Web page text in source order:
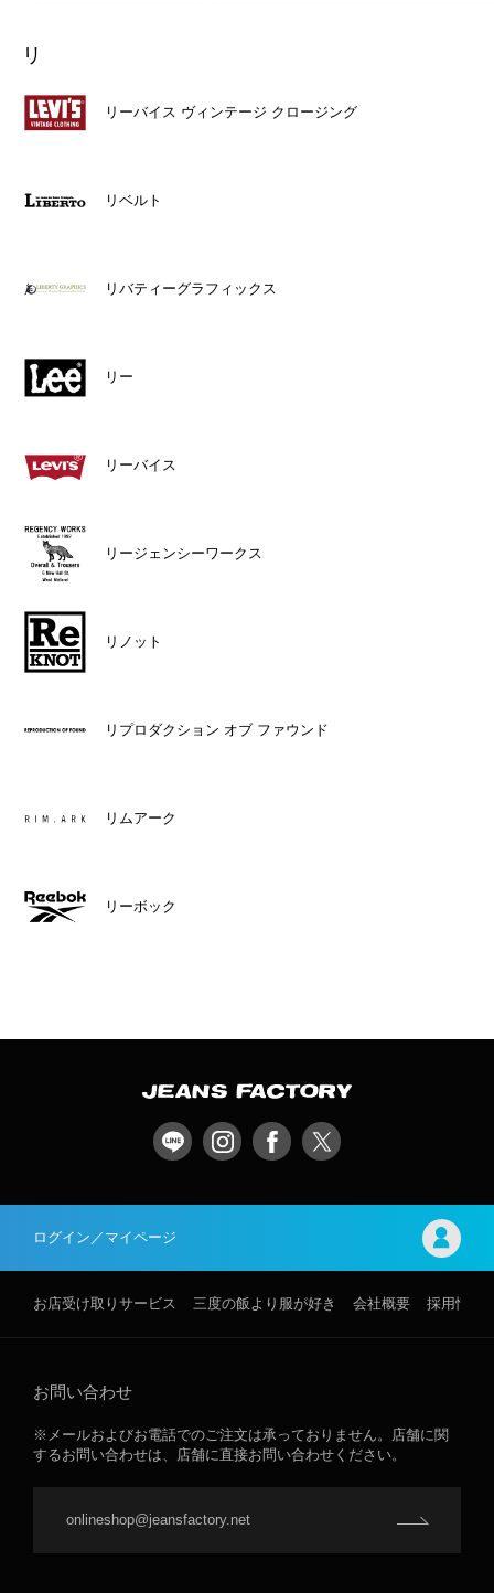
リ
リーバイス ヴィンテージ クロージング
リベルト
リバティーグラフィックス
リー
リーバイス
リージェンシーワークス
リノット
リプロダクション オブ ファウンド
リムアーク
リーボック
ログイン／マイページ
お店受け取りサービス 三度の飯より服が好き 会社概要 採用情報
お問い合わせ
※メールおよびお電話でのご注文は承っておりません。店舗に関
するお問い合わせは、店舗に直接お問い合わせください。
onlineshop@jeansfactory.net